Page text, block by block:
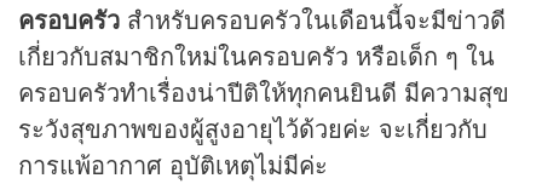
ครอบครัว สำหรับครอบครัวในเดือนนี้จะมีข่าวดี
เกี่ยวกับสมาชิกใหม่ในครอบครัว หรือเด็ก ๆ ใน
ครอบครัวทำเรื่องน่าปีติให้ทุกคนยินดี มีความสุข
ระวังสุขภาพของผู้สูงอายุไว้ด้วยค่ะ จะเกี่ยวกับ
การแพ้อากาศ อุบัติเหตุไม่มีค่ะ